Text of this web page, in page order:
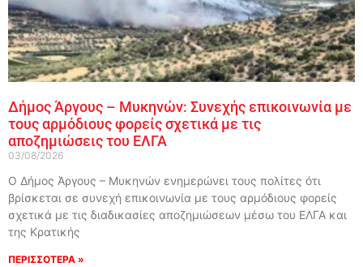
Δήμος Άργους – Μυκηνών: Συνεχής επικοινωνία με
τους αρμόδιους φορείς σχετικά με τις
αποζημιώσεις του ΕΛΓΑ
03/08/2026
Ο Δήμος Άργους – Μυκηνών ενημερώνει τους πολίτες ότι
βρίσκεται σε συνεχή επικοινωνία με τους αρμόδιους φορείς
σχετικά με τις διαδικασίες αποζημιώσεων μέσω του ΕΛΓΑ και
της Κρατικής
ΠΕΡΙΣΣΟΤΕΡΑ »